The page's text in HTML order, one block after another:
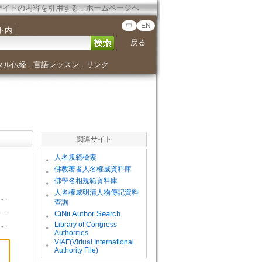
イトの内容を引用する．ホームページへ
内 ｜ 中 EN
戻る
ル仏経． 言語レッスン ． リンク
関連サイト
。 人名規範檢索
。 佛教著者人名權威資料庫
。 佛學名相規範資料庫
。
人名權威明清人物傳記資料
查詢
。
CiNii Author Search
。
Library of Congress
Authorities
。
VIAF(Virtual International
Authority File)